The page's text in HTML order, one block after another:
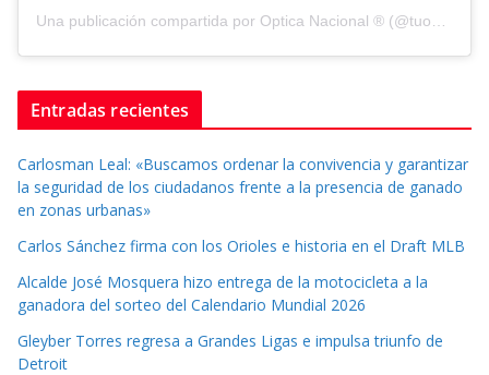
Una publicación compartida por Optica Nacional ® (@tuopticanacional)
Entradas recientes
Carlosman Leal: «Buscamos ordenar la convivencia y garantizar
la seguridad de los ciudadanos frente a la presencia de ganado
en zonas urbanas»
Carlos Sánchez firma con los Orioles e historia en el Draft MLB
Alcalde José Mosquera hizo entrega de la motocicleta a la
ganadora del sorteo del Calendario Mundial 2026
Gleyber Torres regresa a Grandes Ligas e impulsa triunfo de
Detroit